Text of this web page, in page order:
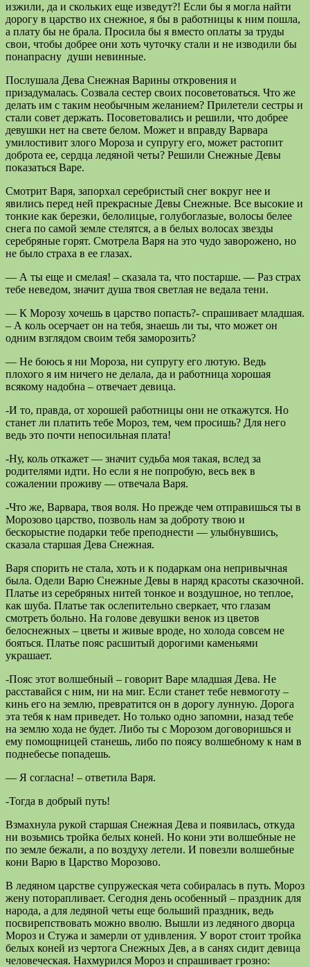
изжили, да и скольких еще изведут?! Если бы я могла найти
дорогу в царство их снежное, я бы в работницы к ним пошла,
а плату бы не брала. Просила бы я вместо оплаты за труды
свои, чтобы добрее они хоть чуточку стали и не изводили бы
понапрасну души невинные.
Послушала Дева Снежная Варины откровения и
призадумалась. Созвала сестер своих посоветоваться. Что же
делать им с таким необычным желанием? Прилетели сестры и
стали совет держать. Посоветовались и решили, что добрее
девушки нет на свете белом. Может и вправду Варвара
умилостивит злого Мороза и супругу его, может растопит
доброта ее, сердца ледяной четы? Решили Снежные Девы
показаться Варе.
Смотрит Варя, запорхал серебристый снег вокруг нее и
явились перед ней прекрасные Девы Снежные. Все высокие и
тонкие как березки, белолицые, голубоглазые, волосы белее
снега по самой земле стелятся, а в белых волосах звезды
серебряные горят. Смотрела Варя на это чудо заворожено, но
не было страха в ее глазах.
— А ты еще и смелая! – сказала та, что постарше. — Раз страх
тебе неведом, значит душа твоя светлая не ведала тени.
— К Морозу хочешь в царство попасть?- спрашивает младшая.
– А коль осерчает он на тебя, знаешь ли ты, что может он
одним взглядом своим тебя заморозить?
— Не боюсь я ни Мороза, ни супругу его лютую. Ведь
плохого я им ничего не делала, да и работница хорошая
всякому надобна – отвечает девица.
-И то, правда, от хорошей работницы они не откажутся. Но
станет ли платить тебе Мороз, тем, чем просишь? Для него
ведь это почти непосильная плата!
-Ну, коль откажет — значит судьба моя такая, вслед за
родителями идти. Но если я не попробую, весь век в
сожалении проживу — отвечала Варя.
-Что же, Варвара, твоя воля. Но прежде чем отправишься ты в
Морозово царство, позволь нам за доброту твою и
бескорыстие подарки тебе преподнести — улыбнувшись,
сказала старшая Дева Снежная.
Варя спорить не стала, хоть и к подаркам она непривычная
была. Одели Варю Снежные Девы в наряд красоты сказочной.
Платье из серебряных нитей тонкое и воздушное, но теплое,
как шуба. Платье так ослепительно сверкает, что глазам
смотреть больно. На голове девушки венок из цветов
белоснежных – цветы и живые вроде, но холода совсем не
бояться. Платье пояс расшитый дорогими каменьями
украшает.
-Пояс этот волшебный – говорит Варе младшая Дева. Не
расставайся с ним, ни на миг. Если станет тебе невмоготу –
кинь его на землю, превратится он в дорогу лунную. Дорога
эта тебя к нам приведет. Но только одно запомни, назад тебе
на землю хода не будет. Либо ты с Морозом договоришься и
ему помощницей станешь, либо по поясу волшебному к нам в
поднебесье попадешь.
— Я согласна! – ответила Варя.
-Тогда в добрый путь!
Взмахнула рукой старшая Снежная Дева и появилась, откуда
ни возьмись тройка белых коней. Но кони эти волшебные не
по земле бежали, а по воздуху летели. И повезли волшебные
кони Варю в Царство Морозово.
В ледяном царстве супружеская чета собиралась в путь. Мороз
жену поторапливает. Сегодня день особенный – праздник для
народа, а для ледяной четы еще больший праздник, ведь
посвирепствовать можно вволю. Вышли из ледяного дворца
Мороз и Стужа и замерли от удивления. У ворот стоит тройка
белых коней из чертога Снежных Дев, а в санях сидит девица
человеческая. Нахмурился Мороз и спрашивает грозно: